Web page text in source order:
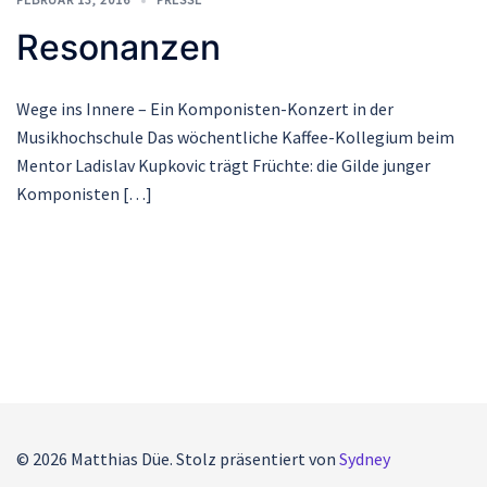
Resonanzen
Wege ins Innere – Ein Komponisten-Konzert in der
Musikhochschule Das wöchentliche Kaffee-Kollegium beim
Mentor Ladislav Kupkovic trägt Früchte: die Gilde junger
Komponisten […]
© 2026 Matthias Düe. Stolz präsentiert von Sydney